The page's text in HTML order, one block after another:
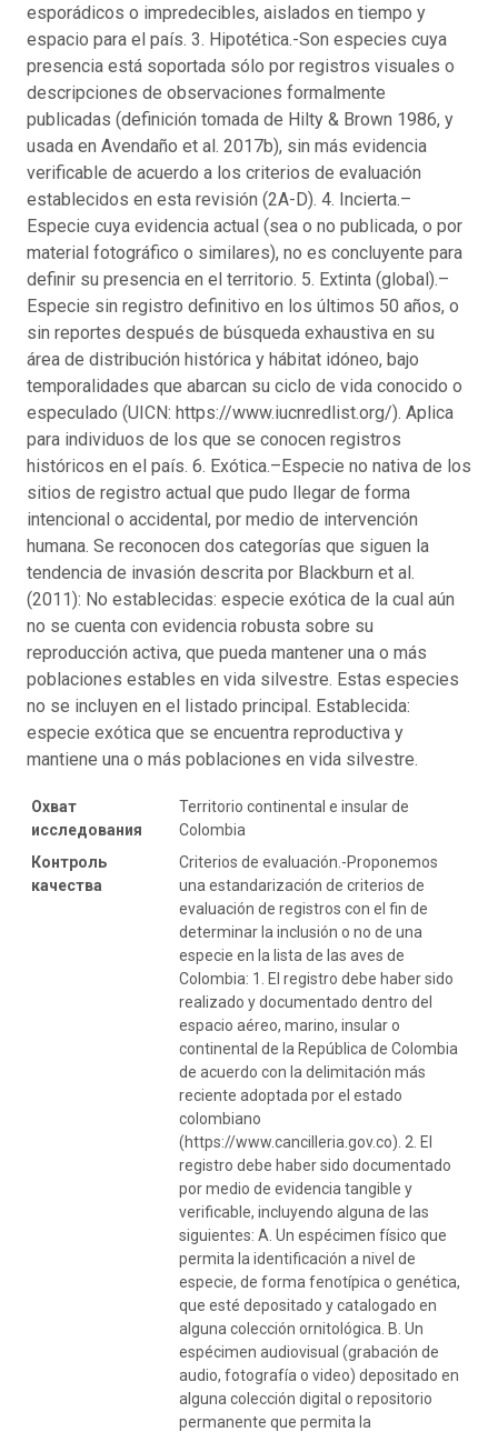
esporádicos o impredecibles, aislados en tiempo y
espacio para el país. 3. Hipotética.-Son especies cuya
presencia está soportada sólo por registros visuales o
descripciones de observaciones formalmente
publicadas (definición tomada de Hilty & Brown 1986, y
usada en Avendaño et al. 2017b), sin más evidencia
verificable de acuerdo a los criterios de evaluación
establecidos en esta revisión (2A-D). 4. Incierta.–
Especie cuya evidencia actual (sea o no publicada, o por
material fotográfico o similares), no es concluyente para
definir su presencia en el territorio. 5. Extinta (global).–
Especie sin registro definitivo en los últimos 50 años, o
sin reportes después de búsqueda exhaustiva en su
área de distribución histórica y hábitat idóneo, bajo
temporalidades que abarcan su ciclo de vida conocido o
especulado (UICN: https://www.iucnredlist.org/). Aplica
para individuos de los que se conocen registros
históricos en el país. 6. Exótica.–Especie no nativa de los
sitios de registro actual que pudo llegar de forma
intencional o accidental, por medio de intervención
humana. Se reconocen dos categorías que siguen la
tendencia de invasión descrita por Blackburn et al.
(2011): No establecidas: especie exótica de la cual aún
no se cuenta con evidencia robusta sobre su
reproducción activa, que pueda mantener una o más
poblaciones estables en vida silvestre. Estas especies
no se incluyen en el listado principal. Establecida:
especie exótica que se encuentra reproductiva y
mantiene una o más poblaciones en vida silvestre.
Охват
исследования
Territorio continental e insular de
Colombia
Контроль
качества
Criterios de evaluación.-Proponemos
una estandarización de criterios de
evaluación de registros con el fin de
determinar la inclusión o no de una
especie en la lista de las aves de
Colombia: 1. El registro debe haber sido
realizado y documentado dentro del
espacio aéreo, marino, insular o
continental de la República de Colombia
de acuerdo con la delimitación más
reciente adoptada por el estado
colombiano
(https://www.cancilleria.gov.co). 2. El
registro debe haber sido documentado
por medio de evidencia tangible y
verificable, incluyendo alguna de las
siguientes: A. Un espécimen físico que
permita la identificación a nivel de
especie, de forma fenotípica o genética,
que esté depositado y catalogado en
alguna colección ornitológica. B. Un
espécimen audiovisual (grabación de
audio, fotografía o video) depositado en
alguna colección digital o repositorio
permanente que permita la